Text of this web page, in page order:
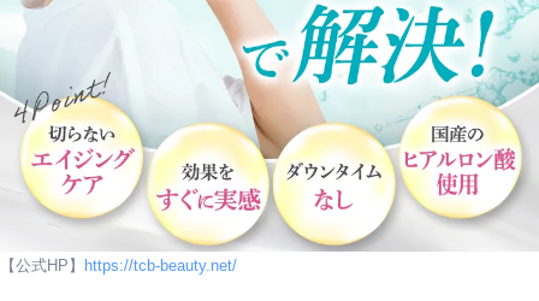
【公式HP】 https://tcb-beauty.net/